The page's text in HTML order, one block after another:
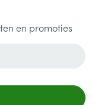
en promoties